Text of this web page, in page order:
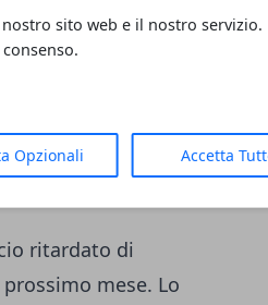
sito web e il nostro servizio.
Opzionali Accetta
borderless. Ma
rabbia degli
tipo? Sono già
la fine del
ritardato di
mese. Lo